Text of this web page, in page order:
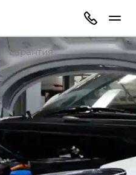
Гарантия